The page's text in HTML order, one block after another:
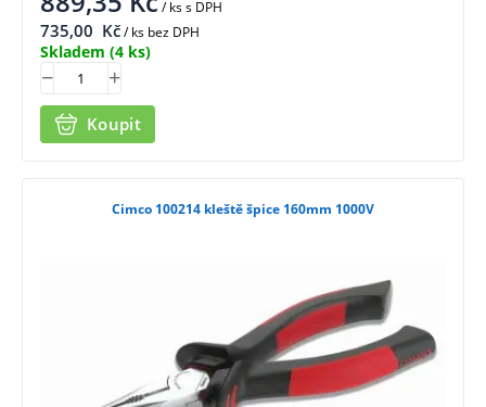
/ kss DPH
735,00 Kč/ ks bez DPH
Skladem (4 ks)
Koupit
Cimco 100214 kleště špice 160mm 1000V